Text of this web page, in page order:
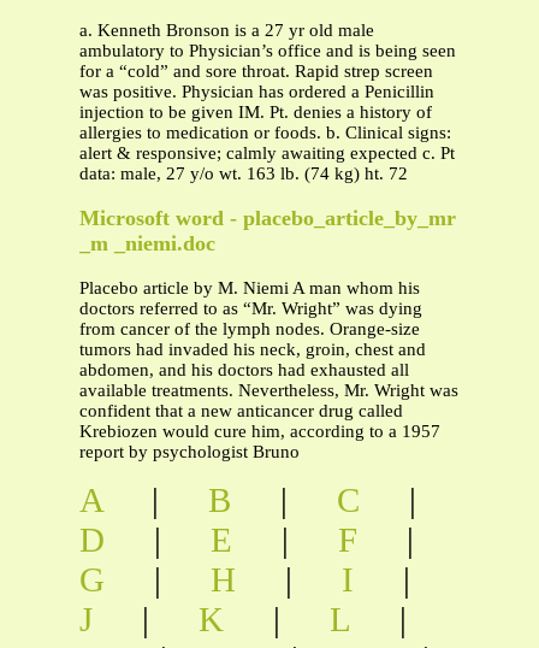
a. Kenneth Bronson is a 27 yr old male
ambulatory to Physician’s office and is being seen
for a “cold” and sore throat. Rapid strep screen
was positive. Physician has ordered a Penicillin
injection to be given IM. Pt. denies a history of
allergies to medication or foods. b. Clinical signs:
alert & responsive; calmly awaiting expected c. Pt
data: male, 27 y/o wt. 163 lb. (74 kg) ht. 72
Microsoft word - placebo_article_by_mr
_m _niemi.doc
Placebo article by M. Niemi A man whom his
doctors referred to as “Mr. Wright” was dying
from cancer of the lymph nodes. Orange-size
tumors had invaded his neck, groin, chest and
abdomen, and his doctors had exhausted all
available treatments. Nevertheless, Mr. Wright was
confident that a new anticancer drug called
Krebiozen would cure him, according to a 1957
report by psychologist Bruno
A | B | C
|
D
| E | F
|
G
| H | I
|
J
| K | L
|